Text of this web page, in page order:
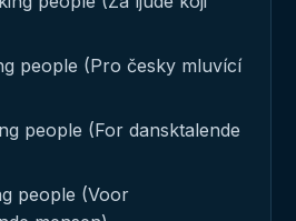
people (Pro česky mluvící
people (For dansktalende
people (Voor